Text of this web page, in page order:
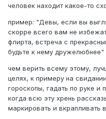
человек находит какое-то
пример: "Девы, если вы
скорре всего вам не
флирта, встреча с
будьте к нему дружелюбнее"
чем верить всему этому,
целях, к примеру на
гороскопы, гадать по руке и
когда всю эту хрень
маркировать и вкрапливать